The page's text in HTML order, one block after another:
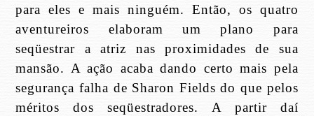
para eles e mais ninguém. Então, os quatro
aventureiros elaboram um plano para
seqüestrar a atriz nas proximidades de sua
mansão. A ação acaba dando certo mais pela
segurança falha de Sharon Fields do que pelos
méritos dos seqüestradores. A partir daí